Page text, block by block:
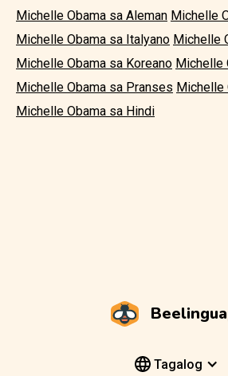
Michelle Obama sa Aleman Michelle
Michelle Obama sa Italyano Michelle
Michelle Obama sa Koreano Michelle
Michelle Obama sa Pranses Michelle
Michelle Obama sa Hindi
Tagalog